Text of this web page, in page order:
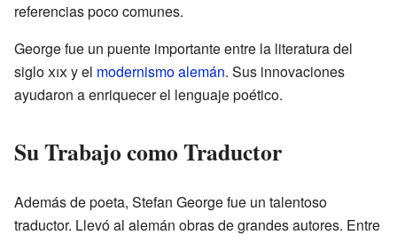
referencias poco comunes.
George fue un puente importante entre la literatura del
sigloxixy el modernismo alemán. Sus innovaciones
ayudaron a enriquecer el lenguaje poético.
Su Trabajo como Traductor
Además de poeta, Stefan George fue un talentoso
traductor. Llevó al alemán obras de grandes autores. Entre